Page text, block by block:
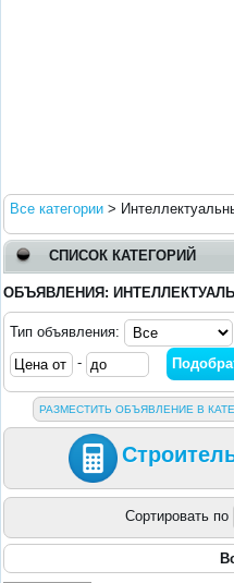
Все категории >
СПИСОК КАТЕГОРИЙ
ОБЪЯВЛЕНИЯ:
Тип объявления:
-
РАЗМЕСТИТЬ ОБЪЯВЛЕНИЕ В
Сортировать по